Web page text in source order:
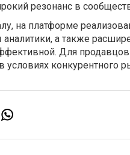
резонанс в
на платформе
аналитики, а также
Для продавцов
условиях конкурентного